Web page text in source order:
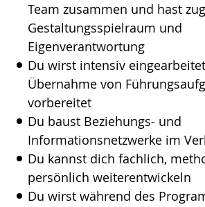
Team zusammen und hast
Gestaltungsspielraum und
Eigenverantwortung
Du wirst intensiv
Übernahme von
vorbereitet
Du baust Beziehungs- und
Informationsnetzwerke im
Du kannst dich fachlich,
persönlich weiterentwickeln
Du wirst während des